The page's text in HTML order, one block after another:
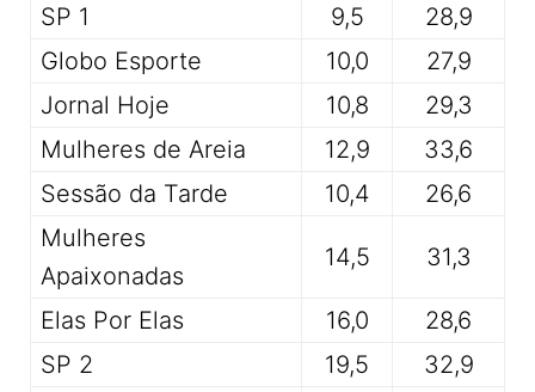
SP 1
9,5
28,9
Globo Esporte
10,0
27,9
Jornal Hoje
10,8
29,3
Mulheres de Areia
12,9
33,6
Sessão da Tarde
10,4
26,6
Mulheres
Apaixonadas
14,5 31,3
Elas Por Elas 16,0
28,6
SP 2
19,5
32,9